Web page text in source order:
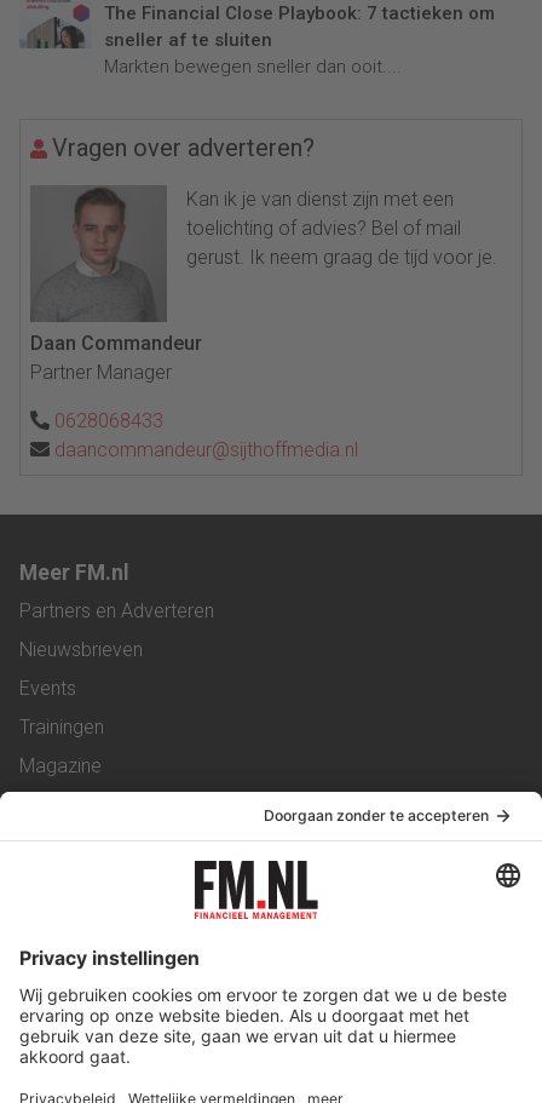
The Financial Close Playbook: 7 tactieken om
sneller af te sluiten
Markten bewegen sneller dan ooit....
Vragen over adverteren?
Kan ik je van dienst zijn met een
toelichting of advies? Bel of mail
gerust. Ik neem graag de tijd voor je.
Daan Commandeur
Partner Manager
0628068433
daancommandeur@sijthoffmedia.nl
Meer FM.nl
Partners en Adverteren
Nieuwsbrieven
Events
Trainingen
Magazine
Service & Contact
Werken bij ons
Privacy Statement
Algemene Voorwaarden